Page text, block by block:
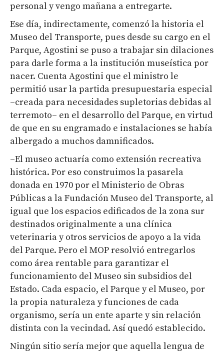
personal y vengo mañana a entregarte.
Ese día, indirectamente, comenzó la historia el
Museo del Transporte, pues desde su cargo en el
Parque, Agostini se puso a trabajar sin dilaciones
para darle forma a la institución museística por
nacer. Cuenta Agostini que el ministro le
permitió usar la partida presupuestaria especial
–creada para necesidades supletorias debidas al
terremoto– en el desarrollo del Parque, en virtud
de que en su engramado e instalaciones se había
albergado a muchos damnificados.
–El museo actuaría como extensión recreativa
histórica. Por eso construimos la pasarela
donada en 1970 por el Ministerio de Obras
Públicas a la Fundación Museo del Transporte, al
igual que los espacios edificados de la zona sur
destinados originalmente a una clínica
veterinaria y otros servicios de apoyo a la vida
del Parque. Pero el MOP resolvió entregarlos
como área rentable para garantizar el
funcionamiento del Museo sin subsidios del
Estado. Cada espacio, el Parque y el Museo, por
la propia naturaleza y funciones de cada
organismo, sería un ente aparte y sin relación
distinta con la vecindad. Así quedó establecido.
Ningún sitio sería mejor que aquella lengua de